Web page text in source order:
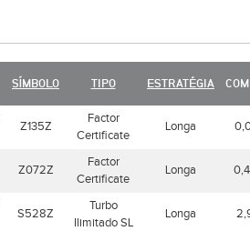
SÍMBOLO TIPO ESTRATÉGIA
Z135Z
Factor
Certificate
Longa
Z072Z
Factor
Certificate
Longa
S528Z
Turbo
Ilimitado SL
Longa